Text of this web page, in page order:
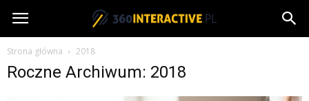
360interactive.pl
Strona główna 2018
Roczne Archiwum: 2018